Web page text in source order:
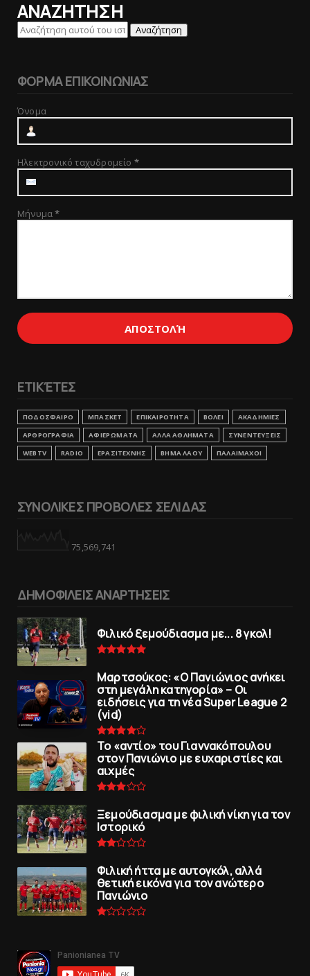
ΑΝΑΖΗΤΗΣΗ
ΦΟΡΜΑ ΕΠΙΚΟΙΝΩΝΙΑΣ
Όνομα
Ηλεκτρονικό ταχυδρομείο *
Μήνυμα*
ΕΤΙΚΈΤΕΣ
ΠΟΔΟΣΦΑΙΡΟ ΜΠΑΣΚΕΤ ΕΠΙΚΑΙΡΟΤΗΤΑ ΒΟΛΕΙ
ΑΚΑΔΗΜΙΕΣ
ΑΡΘΡΟΓΡΑΦΙΑ
ΑΦΙΕΡΩΜΑΤΑ ΑΛΛΑ ΑΘΛΗΜΑΤΑ
ΣΥΝΕΝΤΕΥΞΕΙΣ
WEBTV
RADIO ΕΡΑΣΙΤΕΧΝΗΣ ΒΗΜΑ ΛΑΟΥ ΠΑΛΑΙΜΑΧΟΙ
ΣΥΝΟΛΙΚΕΣ ΠΡΟΒΟΛΕΣ ΣΕΛΙΔΑΣ
75,569,741
ΔΗΜΟΦΙΛΕΙΣ ΑΝΑΡΤΗΣΕΙΣ
Φιλικό ξεμούδιασμα με... 8 γκολ!
Μαρτσούκος: «Ο Πανιώνιος ανήκει
στη μεγάλη κατηγορία» – Οι
ειδήσεις για τη νέα Super League 2
(vid)
To «αντίο» του Γιαννακόπουλου
στον Πανιώνιο με ευχαριστίες και
αιχμές
Ξεμούδιασμα με φιλική νίκη για τoν
Iστορικό
Φιλική ήττα με αυτογκόλ, αλλά
θετική εικόνα για τον ανώτερo
Πανιώνιo